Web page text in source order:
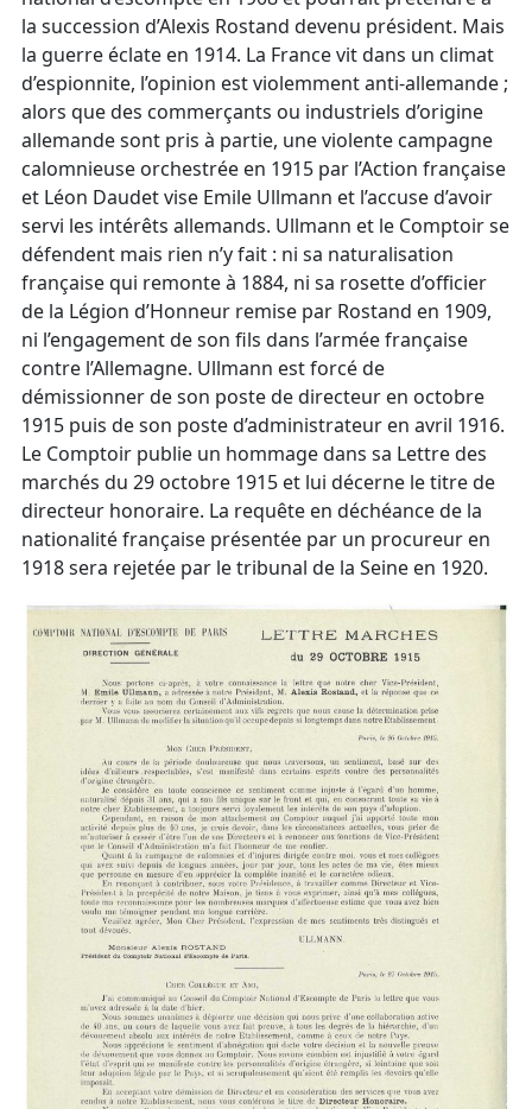
la succession d’Alexis Rostand devenu président. Mais
la guerre éclate en 1914. La France vit dans un climat
d’espionnite, l’opinion est violemment anti-allemande ;
alors que des commerçants ou industriels d’origine
allemande sont pris à partie, une violente campagne
calomnieuse orchestrée en 1915 par l’Action française
et Léon Daudet vise Emile Ullmann et l’accuse d’avoir
servi les intérêts allemands. Ullmann et le Comptoir se
défendent mais rien n’y fait : ni sa naturalisation
française qui remonte à 1884, ni sa rosette d’officier
de la Légion d’Honneur remise par Rostand en 1909,
ni l’engagement de son fils dans l’armée française
contre l’Allemagne. Ullmann est forcé de
démissionner de son poste de directeur en octobre
1915 puis de son poste d’administrateur en avril 1916.
Le Comptoir publie un hommage dans sa Lettre des
marchés du 29 octobre 1915 et lui décerne le titre de
directeur honoraire. La requête en déchéance de la
nationalité française présentée par un procureur en
1918 sera rejetée par le tribunal de la Seine en 1920.